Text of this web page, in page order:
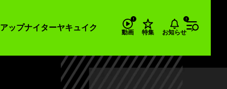
ップナイターヤキュイク
動画 特集 お知らせ